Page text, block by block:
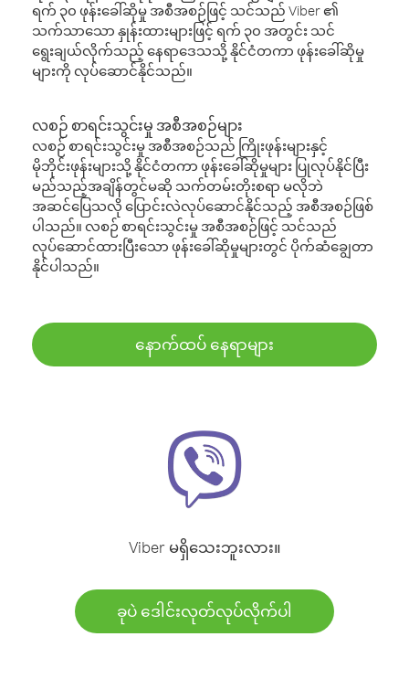
ရက် ၃၀ ဖုန်းခေါ်ဆိုမှု အစီအစဉ်ဖြင့် သင်သည် Viber ၏
သက်သာသော နှုန်းထားများဖြင့် ရက် ၃၀ အတွင်း သင်
ရွေးချယ်လိုက်သည့် နေရာဒေသသို့ နိုင်ငံတကာ ဖုန်းခေါ်ဆိုမှု
များကို လုပ်ဆောင်နိုင်သည်။
လစဉ် စာရင်းသွင်းမှု အစီအစဉ်များ
လစဉ် စာရင်းသွင်းမှု အစီအစဉ်သည် ကြိုးဖုန်းများနှင့်
မိုဘိုင်းဖုန်းများသို့ နိုင်ငံတကာ ဖုန်းခေါ်ဆိုမှုများ ပြုလုပ်နိုင်ပြီး
မည်သည့်အချိန်တွင်မဆို သက်တမ်းတိုးစရာ မလိုဘဲ
အဆင်ပြေသလို ပြောင်းလဲလုပ်ဆောင်နိုင်သည့် အစီအစဉ်ဖြစ်
ပါသည်။ လစဉ် စာရင်းသွင်းမှု အစီအစဉ်ဖြင့် သင်သည်
လုပ်ဆောင်ထားပြီးသော ဖုန်းခေါ်ဆိုမှုများတွင် ပိုက်ဆံချွေတာ
နိုင်ပါသည်။
နောက်ထပ် နေရာများ
Viber မရှိသေးဘူးလား။
ခုပဲ ဒေါင်းလုတ်လုပ်လိုက်ပါ